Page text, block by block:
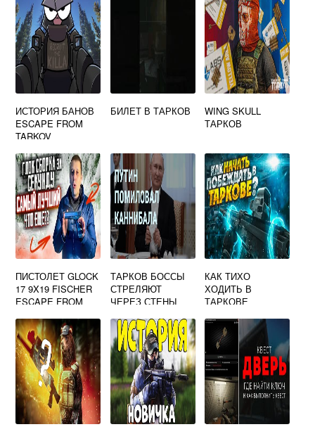
ИСТОРИЯ БАНОВ
ESCAPE FROM
TARKOV
БИЛЕТ В ТАРКОВ
WING SKULL
ТАРКОВ
ПИСТОЛЕТ GLOCK
17 9X19 FISCHER
ESCAPE FROM
ТАРКОВ БОССЫ
СТРЕЛЯЮТ
ЧЕРЕЗ СТЕНЫ
КАК ТИХО
ХОДИТЬ В
ТАРКОВЕ